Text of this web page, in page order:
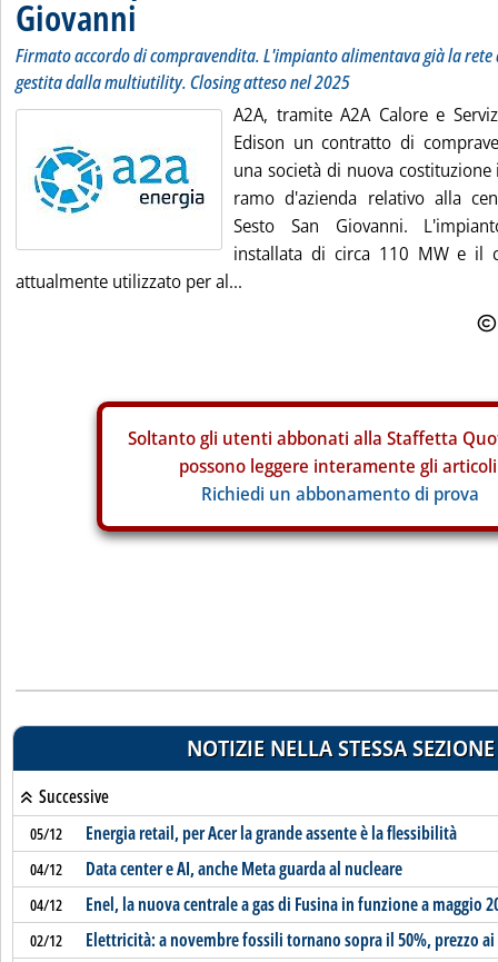
Giovanni
Firmato accordo di compravendita. L'impianto alimentava già la
gestita dalla multiutility. Closing atteso nel 2025
A2A, tramite A2A Calore e
Edison un contratto di
una società di nuova
ramo d'azienda relativo alla
Sesto San Giovanni.
installata di circa 110 MW e il
attualmente utilizzato per al...
Soltanto gli utenti abbonati alla Staffetta
possono leggere interamente gli
Richiedi un abbonamento di prova
NOTIZIE NELLA STESSA SEZIONE
Successive
05/12 Energia retail, per Acer la grande assente è la flessibilità
04/12 Data center e AI, anche Meta guarda al nucleare
04/12 Enel, la nuova centrale a gas di Fusina in funzione a maggio
02/12 Elettricità: a novembre fossili tornano sopra il 50%, prezzo